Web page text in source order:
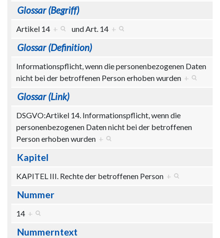
Glossar (Begriff)
Artikel 14 + undArt. 14 +
Glossar (Definition)
Informationspflicht, wenn die personenbezogenen Daten
nicht bei der betroffenen Person erhoben wurden +
Glossar (Link)
DSGVO:Artikel 14. Informationspflicht, wenn die
personenbezogenen Daten nicht bei der betroffenen
Person erhoben wurden +
Kapitel
KAPITEL III. Rechte der betroffenen Person +
Nummer
14 +
Nummerntext